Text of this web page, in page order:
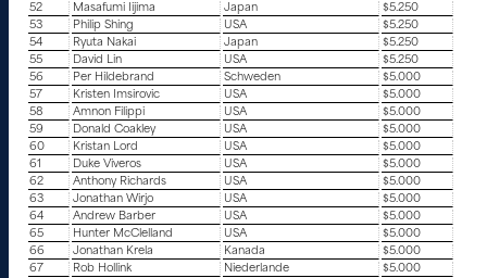
52
Masafumi Iijima Japan
$5.250
53
Philip Shing USA
$5.250
54
Ryuta Nakai Japan
$5.250
55
David Lin USA
$5.250
56
Per Hildebrand Schweden
$5.000
57
Kristen Imsirovic USA
$5.000
58
Amnon Filippi USA
$5.000
59
Donald Coakley USA
$5.000
60
Kristan Lord USA
$5.000
61
Duke Viveros USA
$5.000
62
Anthony Richards USA
$5.000
63
Jonathan Wirjo USA
$5.000
64
Andrew Barber USA
$5.000
65
Hunter McClelland USA
$5.000
66
Jonathan Krela Kanada
$5.000
67
Rob Hollink Niederlande
$5.000